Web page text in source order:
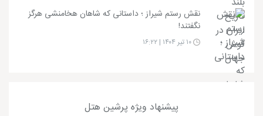
نقش رستم شیراز ؛ داستانی که شاهان هخامنشی هرگز
نگفتند!
پیشنهاد ویژه پرشین هتل